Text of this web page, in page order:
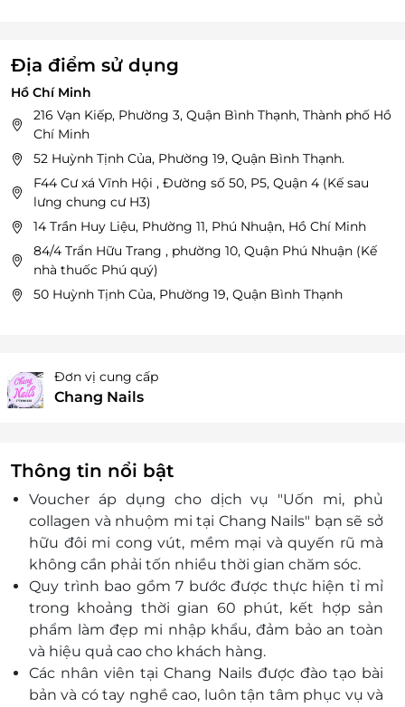
Địa điểm sử dụng
Hồ Chí Minh
216 Vạn Kiếp, Phường 3, Quận Bình Thạnh, Thành phố Hồ
Chí Minh
52 Huỳnh Tịnh Của, Phường 19, Quận Bình Thạnh.
F44 Cư xá Vĩnh Hội , Đường số 50, P5, Quận 4 (Kế sau
lưng chung cư H3)
14 Trần Huy Liệu, Phường 11, Phú Nhuận, Hồ Chí Minh
84/4 Trẩn Hữu Trang , phường 10, Quận Phú Nhuận (Kế
nhà thuốc Phú quý)
50 Huỳnh Tịnh Của, Phường 19, Quận Bình Thạnh
Đơn vị cung cấp
Chang Nails
Thông tin nổi bật
Voucher áp dụng cho dịch vụ "Uốn mi, phủ
collagen và nhuộm mi tại Chang Nails" bạn sẽ sở
hữu đôi mi cong vút, mềm mại và quyến rũ mà
không cần phải tốn nhiều thời gian chăm sóc.
Quy trình bao gồm 7 bước được thực hiện tỉ mỉ
trong khoảng thời gian 60 phút, kết hợp sản
phẩm làm đẹp mi nhập khẩu, đảm bảo an toàn
và hiệu quả cao cho khách hàng.
Các nhân viên tại Chang Nails được đào tạo bài
bản và có tay nghề cao, luôn tận tâm phục vụ và